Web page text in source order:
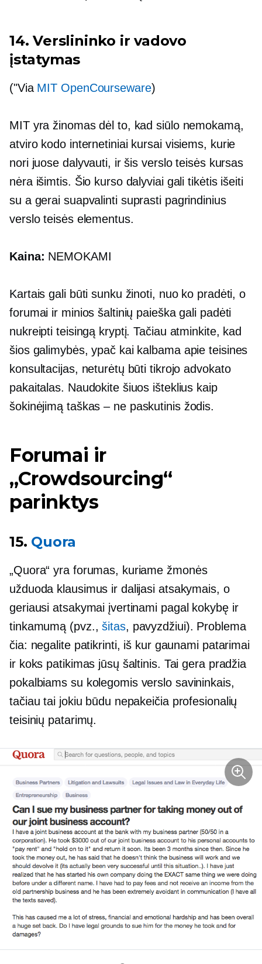
14. Verslininko ir vadovo
įstatymas
("Via MIT OpenCourseware)
MIT yra žinomas dėl to, kad siūlo nemokamą,
atviro kodointernetiniai kursai visiems, kurie
nori juose dalyvauti, ir šis verslo teisės kursas
nėra išimtis. Šio kurso dalyviai gali tikėtis išeiti
su a gerai suapvalintisuprasti pagrindinius
verslo teisės elementus.
Kaina: NEMOKAMI
Kartais gali būti sunku žinoti, nuo ko pradėti, o
forumai ir minios šaltinių paieška gali padėti
nukreipti teisingą kryptį. Tačiau atminkite, kad
šios galimybės, ypač kai kalbama apie teisines
konsultacijas, neturėtų būti tikrojo advokato
pakaitalas. Naudokite šiuos išteklius kaip
šokinėjimą taškas – nepaskutinis žodis.
Forumai ir
„Crowdsourcing“
parinktys
15. Quora
„Quora“ yra forumas, kuriame žmonės
užduoda klausimus ir dalijasi atsakymais, o
geriausi atsakymai įvertinami pagal kokybę ir
tinkamumą (pvz.,šitas, pavyzdžiui). Problema
čia: negalite patikrinti, iš kur gaunami patarimai
ir koks patikimas jūsų šaltinis. Tai gera pradžia
pokalbiams su kolegomis verslo savininkais,
tačiau tai jokiu būdu nepakeičia profesionalių
teisinių patarimų.